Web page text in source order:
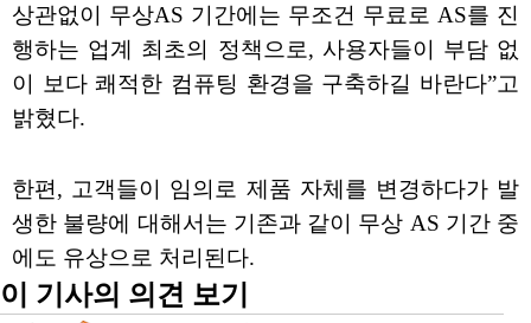
상관없이 무상AS 기간에는 무조건 무료로 AS를 진
행하는 업계 최초의 정책으로, 사용자들이 부담 없
이 보다 쾌적한 컴퓨팅 환경을 구축하길 바란다”고
밝혔다.
한편, 고객들이 임의로 제품 자체를 변경하다가 발
생한 불량에 대해서는 기존과 같이 무상 AS 기간 중
에도 유상으로 처리된다.
이 기사의 의견 보기